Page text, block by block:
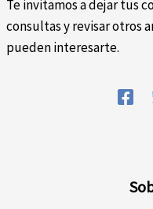
Te invitamos a dejar tus
consultas y revisar otros
pueden interesarte.